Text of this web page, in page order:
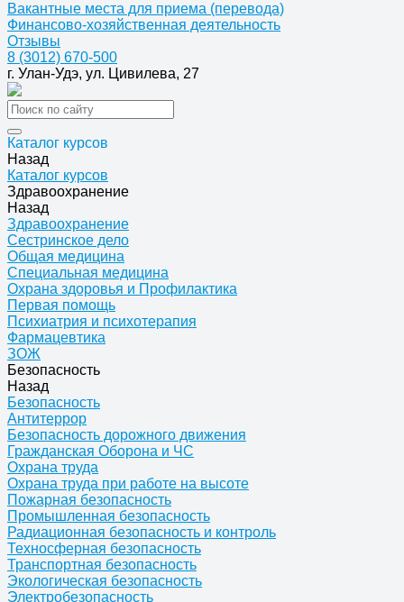
Вакантные места для приема (перевода)
Финансово-хозяйственная деятельность
Отзывы
8 (3012) 670-500
г. Улан-Удэ, ул. Цивилева, 27
Каталог курсов
Назад
Каталог курсов
Здравоохранение
Назад
Здравоохранение
Сестринское дело
Общая медицина
Специальная медицина
Охрана здоровья и Профилактика
Первая помощь
Психиатрия и психотерапия
Фармацевтика
ЗОЖ
Безопасность
Назад
Безопасность
Антитеррор
Безопасность дорожного движения
Гражданская Оборона и ЧС
Охрана труда
Охрана труда при работе на высоте
Пожарная безопасность
Промышленная безопасность
Радиационная безопасность и контроль
Техносферная безопасность
Транспортная безопасность
Экологическая безопасность
Электробезопасность